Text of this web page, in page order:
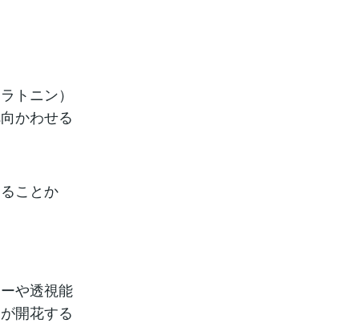
トニン）
かわせる
ことか
や透視能
開花する